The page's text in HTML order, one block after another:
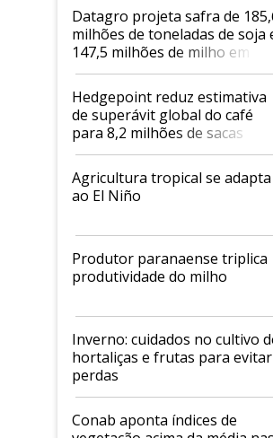
Datagro projeta safra de
milhões de toneladas de soja
147,5 milhões de milho em
2026/27
Hedgepoint reduz estimativa
de superávit global do café
para 8,2 milhões de sacas
Agricultura tropical se adapta
ao El Niño
Produtor paranaense triplica
produtividade do milho
Inverno: cuidados no cultivo
hortaliças e frutas para evitar
perdas
Conab aponta índices de